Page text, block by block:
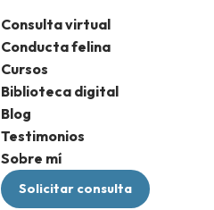
Consulta virtual
Conducta felina
Cursos
Biblioteca digital
Blog
Testimonios
Sobre mí
Solicitar consulta